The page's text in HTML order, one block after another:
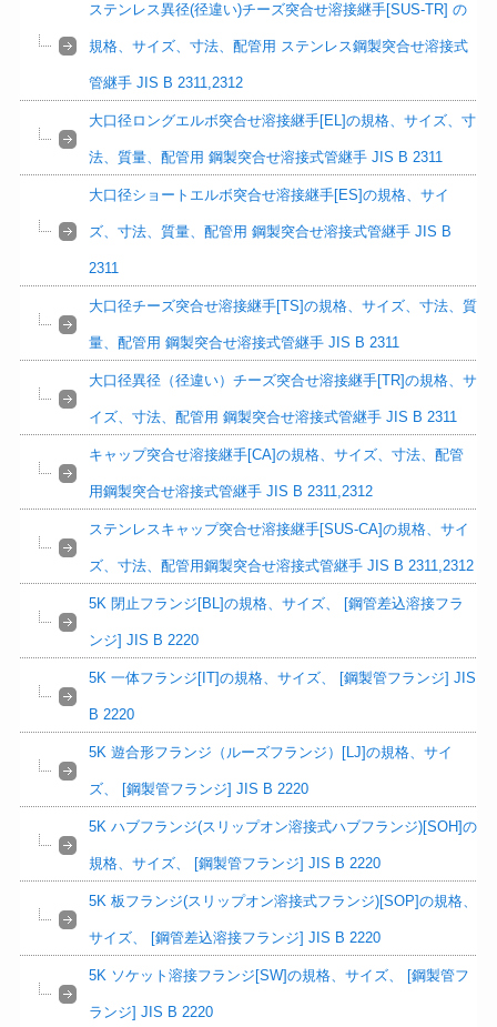
ステンレス異径(径違い)チーズ突合せ溶接継手[SUS-TR] の
規格、サイズ、寸法、配管用 ステンレス鋼製突合せ溶接式
管継手 JIS B 2311,2312
大口径ロングエルボ突合せ溶接継手[EL]の規格、サイズ、寸
法、質量、配管用 鋼製突合せ溶接式管継手 JIS B 2311
大口径ショートエルボ突合せ溶接継手[ES]の規格、サイ
ズ、寸法、質量、配管用 鋼製突合せ溶接式管継手 JIS B
2311
大口径チーズ突合せ溶接継手[TS]の規格、サイズ、寸法、質
量、配管用 鋼製突合せ溶接式管継手 JIS B 2311
大口径異径（径違い）チーズ突合せ溶接継手[TR]の規格、サ
イズ、寸法、配管用 鋼製突合せ溶接式管継手 JIS B 2311
キャップ突合せ溶接継手[CA]の規格、サイズ、寸法、配管
用鋼製突合せ溶接式管継手 JIS B 2311,2312
ステンレスキャップ突合せ溶接継手[SUS-CA]の規格、サイ
ズ、寸法、配管用鋼製突合せ溶接式管継手 JIS B 2311,2312
5K 閉止フランジ[BL]の規格、サイズ、 [鋼管差込溶接フラ
ンジ] JIS B 2220
5K 一体フランジ[IT]の規格、サイズ、 [鋼製管フランジ] JIS
B 2220
5K 遊合形フランジ（ルーズフランジ）[LJ]の規格、サイ
ズ、 [鋼製管フランジ] JIS B 2220
5K ハブフランジ(スリップオン溶接式ハブフランジ)[SOH]の
規格、サイズ、 [鋼製管フランジ] JIS B 2220
5K 板フランジ(スリップオン溶接式フランジ)[SOP]の規格、
サイズ、 [鋼管差込溶接フランジ] JIS B 2220
5K ソケット溶接フランジ[SW]の規格、サイズ、 [鋼製管フ
ランジ] JIS B 2220